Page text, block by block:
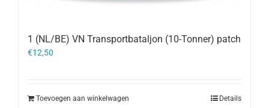
1 (NL/BE) VN Transportbataljon (10-Tonner) patch
€12,50
Toevoegen aan winkelwagen Details